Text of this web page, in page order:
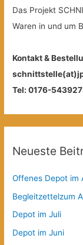
Das Projekt
Waren in und um
Kontakt &
Tel: 0176-
Neueste
Offenes Depot im
Begleitzettelzum
Depot im Juli
Depot im Juni